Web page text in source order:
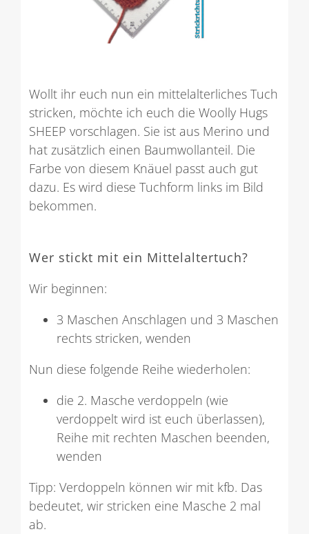
Wollt ihr euch nun ein mittelalterliches Tuch
stricken, möchte ich euch die Woolly Hugs
SHEEP vorschlagen. Sie ist aus Merino und
hat zusätzlich einen Baumwollanteil. Die
Farbe von diesem Knäuel passt auch gut
dazu. Es wird diese Tuchform links im Bild
bekommen.
Wer stickt mit ein Mittelaltertuch?
Wir beginnen:
3 Maschen Anschlagen und 3 Maschen
rechts stricken, wenden
Nun diese folgende Reihe wiederholen:
die 2. Masche verdoppeln (wie
verdoppelt wird ist euch überlassen),
Reihe mit rechten Maschen beenden,
wenden
Tipp: Verdoppeln können wir mit kfb. Das
bedeutet, wir stricken eine Masche 2 mal
ab.